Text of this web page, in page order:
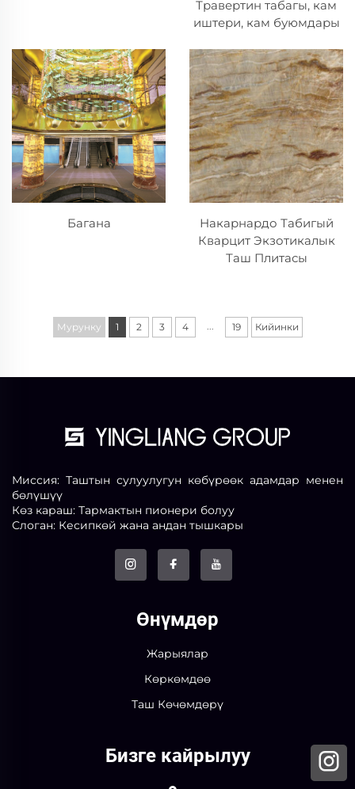
Травертин табагы, кам
иштери, кам буюмдары
Багана
Накарнардо Табигый
Кварцит Экзотикалык
Таш Плитасы
Мурунку 1 2 3 4 19 Кийинки
Миссия: Таштын сулуулугун көбүрөөк адамдар менен
бөлүшүү
Көз караш: Тармактын пионери болуу
Слоган: Кесипкөй жана андан тышкары
Өнүмдөр
Жарыялар
Көркөмдөө
Таш Көчөмдөрү
Бизге кайрылуу